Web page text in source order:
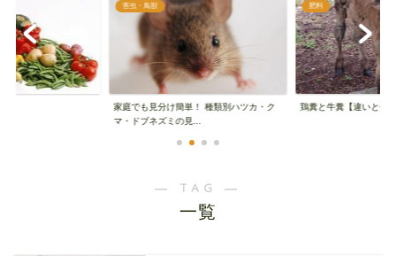
害虫・鳥獣
家庭でも見分け簡単！ 種類別ハツカ・ク
マ・ドブネズミの見...
肥料
鶏糞と牛糞【違いと使
― TAG ―
一覧